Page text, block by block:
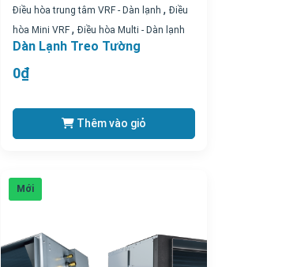
Điều hòa trung tâm VRF - Dàn lạnh , Điều
hòa Mini VRF , Điều hòa Multi - Dàn lạnh
Dàn Lạnh Treo Tường
0₫
Thêm vào giỏ
Mới